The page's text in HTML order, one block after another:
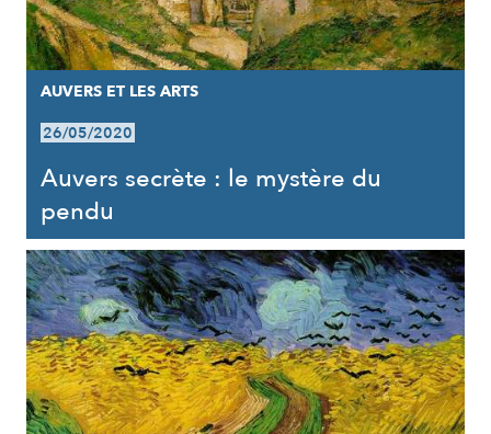
AUVERS ET LES ARTS
26/05/2020
Auvers secrète : le mystère du
pendu